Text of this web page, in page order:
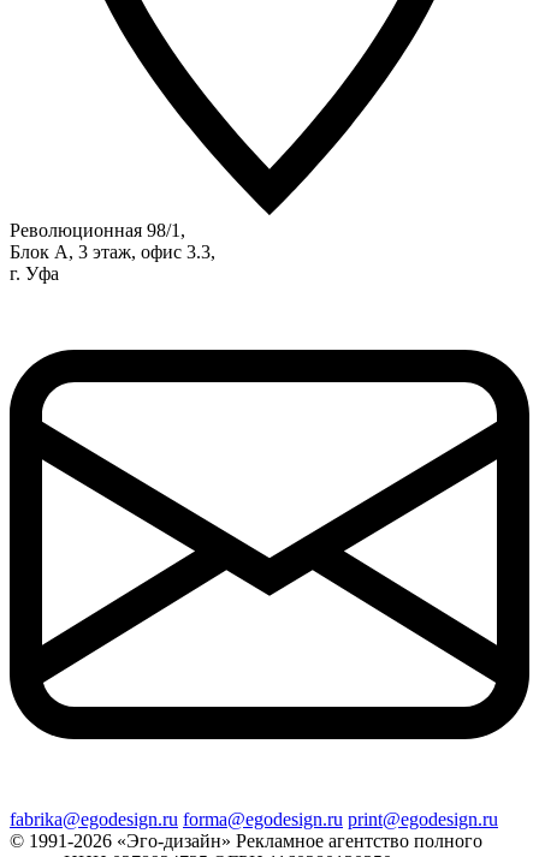
Революционная 98/1,
Блок А, 3 этаж, офис 3.3,
г. Уфа
fabrika@egodesign.ru forma@egodesign.ru print@egodesign.ru
© 1991-2026 «Эго-дизайн» Рекламное агентство полного